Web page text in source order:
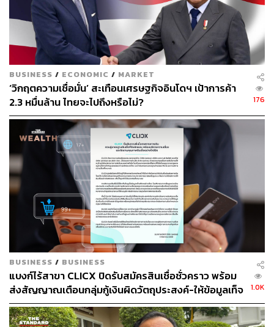
TAGS: เศรษฐกิจ ธนาคารแห่งประเทศไทย
ผู้ใช้แรงงาน
แรงงาน
เชื้อไวรัสโคโรนา COVID-19
ABOUT THE AUTHOR
ชุตินันท์ สงวนประสิทธิ์
Content Creator สำนักข่าว THE
STANDARD
BUSINESS / ECONOMIC / MARKET
‘วิกฤตความเชื่อมั่น’ สะเทือนเศรษฐกิจอินโดฯ เป้าการค้า
2.3 หมื่นล้าน ไทยจะไปถึงหรือไม่?
176
BUSINESS / BUSINESS
แบงก์ไร้สาขา CLICX ปิดรับสมัครสินเชื่อชั่วคราว พร้อม
ส่งสัญญาณเตือนกลุ่มกู้เงินผิดวัตถุประสงค์-ให้ข้อมูลเท็จ
เตรียมดำเนินคดีเด็ดขาด
1.0K